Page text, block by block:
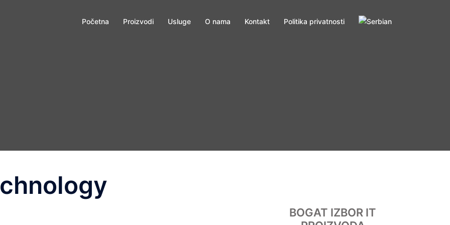
Početna Proizvodi Usluge O nama Kontakt Politika privatnosti
BOGAT IZBOR IT